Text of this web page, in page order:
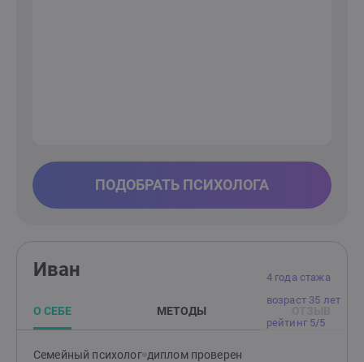
ПОДОБРАТЬ ПСИХОЛОГА
4 года стажа
возраст 35 лет
рейтинг 5/5
Иван
О СЕБЕ МЕТОДЫ
Семейный психолог диплом проверен